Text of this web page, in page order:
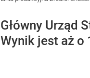
Główny Urząd
Wynik jest aż o